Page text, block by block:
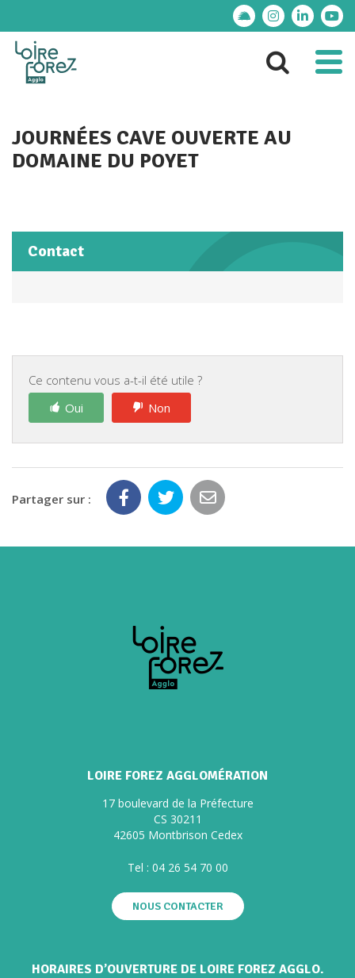
Lien vers le
Lien vers le
Lien
Aller
JOURNÉES CAVE OUVERTE AU
DOMAINE DU POYET
Contact
Ce contenu vous a-t-il été utile ?
Oui
Non
Partager sur :
LOIRE FOREZ AGGLOMÉRATION
17 boulevard de la Préfecture
CS 30211
42605 Montbrison Cedex
Tel : 04 26 54 70 00
NOUS CONTACTER
HORAIRES D’OUVERTURE DE LOIRE FOREZ AGGLO.